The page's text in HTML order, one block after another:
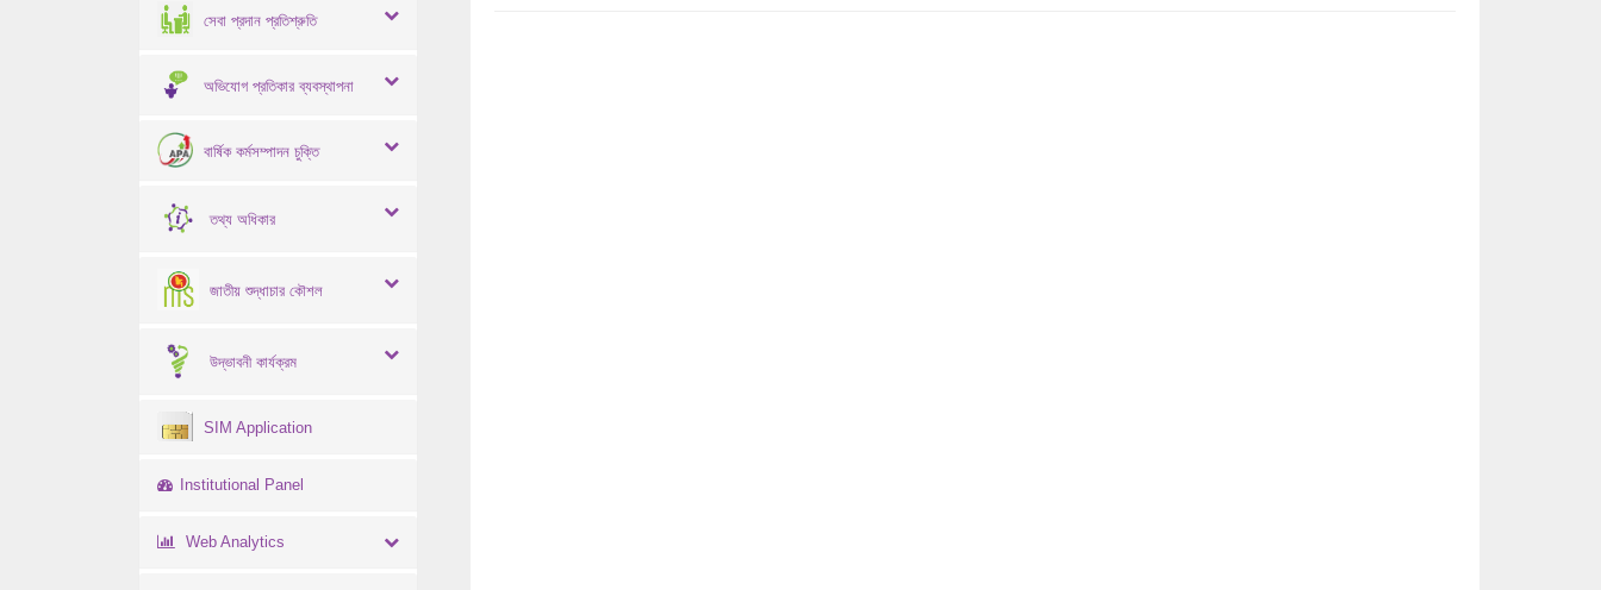
সেবা প্রদান প্রতিশ্রুতি
অভিযোগ প্রতিকার ব্যবস্থাপনা
বার্ষিক কর্মসম্পাদন চুক্তি
তথ্য অধিকার
জাতীয় শুদ্ধাচার কৌশল
উদ্ভাবনী কার্যক্রম
SIM Application
Institutional Panel
Web Analytics